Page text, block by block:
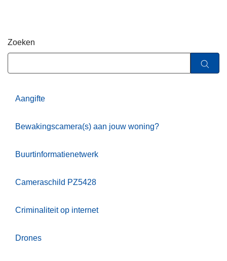
Zoeken
Aangifte
Bewakingscamera(s) aan jouw woning?
Buurtinformatienetwerk
Cameraschild PZ5428
Criminaliteit op internet
Drones